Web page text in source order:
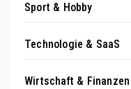
Sport & Hobby
Technologie & SaaS
Wirtschaft & Finanzen